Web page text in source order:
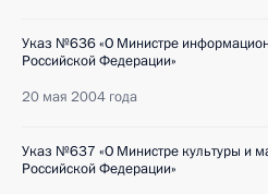
Указ №636 «О Министре
Российской Федерации»
20 мая 2004 года
Указ №637 «О Министре культуры и
Российской Федерации»